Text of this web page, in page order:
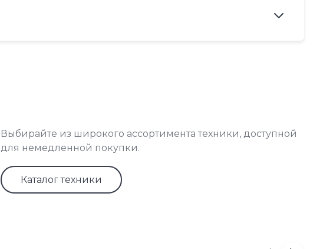
Выбирайте из широкого ассортимента техники, доступной
для немедленной покупки.
Каталог техники